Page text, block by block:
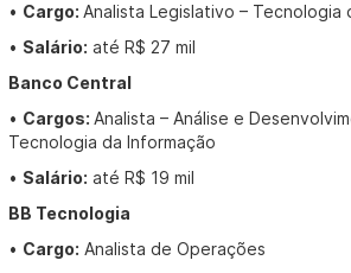
• Cargo:Analista Legislativo – Tecnologia
• Salário: até R$ 27 mil
Banco Central
• Cargos:Analista – Análise e
Tecnologia da Informação
• Salário: até R$ 19 mil
BB Tecnologia
• Cargo: Analista de Operações